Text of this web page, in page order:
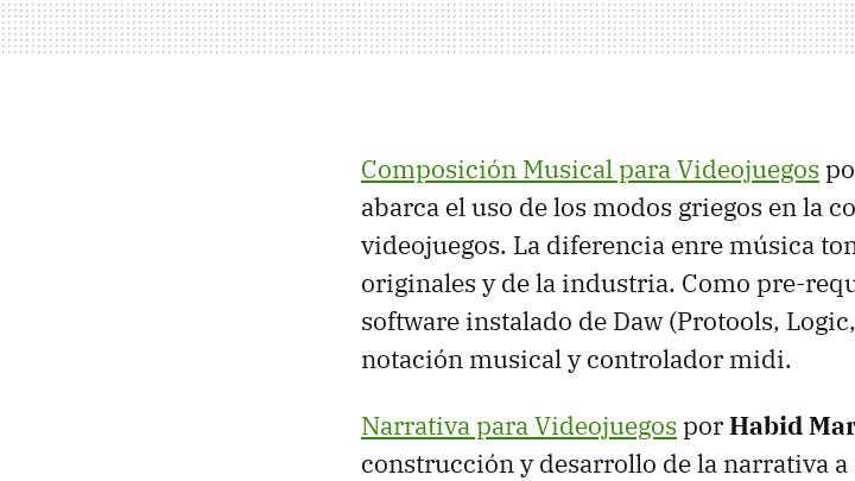
Composición Musical para Videojuegos
abarca el uso de los modos griegos en la
videojuegos. La diferencia enre música
originales y de la industria. Como pre-
software instalado de Daw (Protools,
notación musical y controlador midi.
Narrativa para Videojuegos porHabid
construcción y desarrollo de la narrativa a